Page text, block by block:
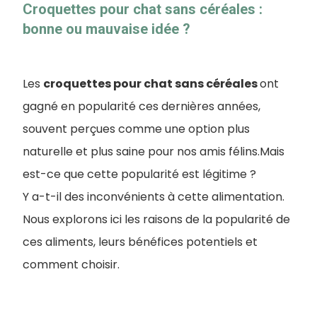
Croquettes pour chat sans céréales :
bonne ou mauvaise idée ?
Les croquettes pour chat sans céréalesont
gagné en popularité ces dernières années,
souvent perçues comme une option plus
naturelle et plus saine pour nos amis félins.Mais
est-ce que cette popularité est légitime ?
Y a-t-il des inconvénients à cette alimentation.
Nous explorons ici les raisons de la popularité de
ces aliments, leurs bénéfices potentiels et
comment choisir.